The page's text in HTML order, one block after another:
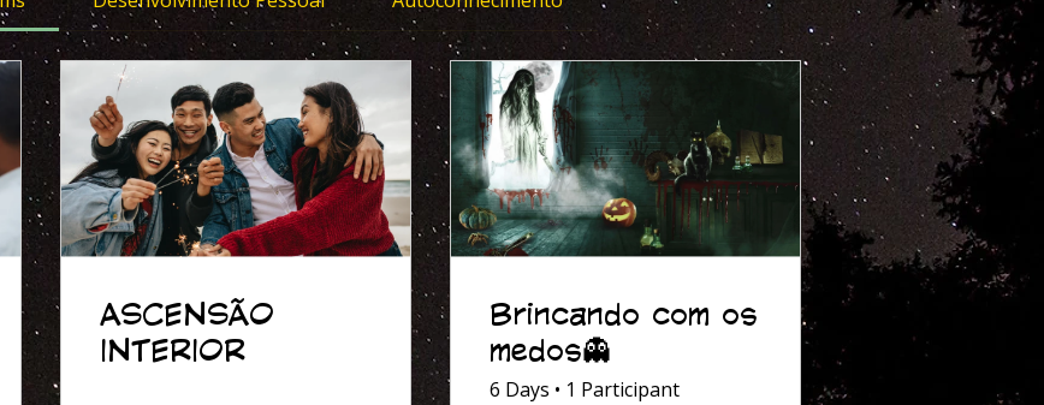
ASCENSÃO
INTERIOR
Brincando com os
medos👻
6 Days • 1 Participant